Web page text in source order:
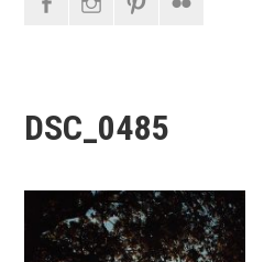
DSC_0485